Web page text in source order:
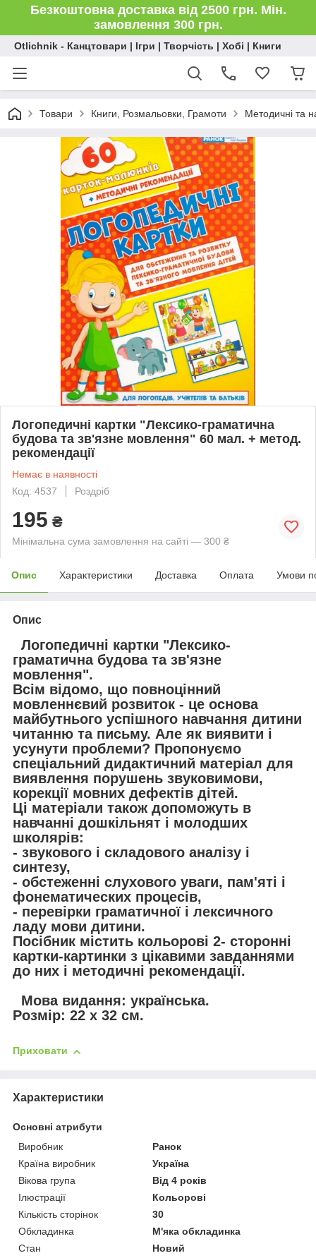
Безкоштовна доставка від 2500 грн. Мін.
замовлення 300 грн.
Otlichnik - Канцтовари | Ігри | Творчість | Хобі | Книги
Товари Книги, Розмальовки, Грамоти Методичні та
Логопедичні картки "Лексико-граматична
будова та зв'язне мовлення" 60 мал. + метод.
рекомендації
Немає в наявності
Код: 4537
Роздріб
195 ₴
Мінімальна сума замовлення на сайті — 300 ₴
Опис Характеристики Доставка Оплата Умови
Опис
Логопедичні картки "Лексико-
граматична будова та зв'язне
мовлення".
Всім відомо, що повноцінний
мовленнєвий розвиток - це основа
майбутнього успішного навчання дитини
читанню та письму. Але як виявити і
усунути проблеми? Пропонуємо
спеціальний дидактичний матеріал для
виявлення порушень звуковимови,
корекції мовних дефектів дітей.
Ці матеріали також допоможуть в
навчанні дошкільнят і молодших
школярів:
- звукового і складового аналізу і
синтезу,
- обстеженні слухового уваги, пам'яті і
фонематических процесів,
- перевірки граматичної і лексичного
ладу мови дитини.
Посібник містить кольорові 2- сторонні
картки-картинки з цікавими завданнями
до них і методичні рекомендації.
Мова видання: українська.
Розмір: 22 х 32 см.
Приховати
Характеристики
Основні атрибути
Виробник
Ранок
Країна виробник
Україна
Вікова група
Від 4 років
Ілюстрації
Кольорові
Кількість сторінок
30
Обкладинка
М'яка обкладинка
Стан
Новий